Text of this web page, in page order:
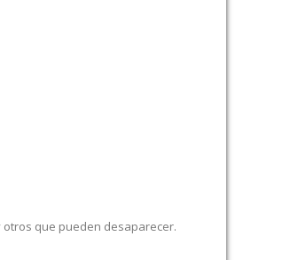
otros que pueden desaparecer.